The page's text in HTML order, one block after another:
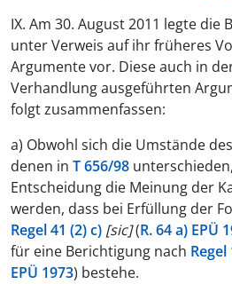
IX. Am 30. August 2011 legte die
unter Verweis auf ihr früheres
Argumente vor. Diese auch in
Verhandlung ausgeführten
folgt zusammenfassen:
a) Obwohl sich die Umstände
denen in T 656/98
Entscheidung die Meinung der
werden, dass bei Erfüllung der
Regel 41 (2) c) [sic](R. 64 a) EPÜ
für eine Berichtigung nach Regel
EPÜ 1973) bestehe.